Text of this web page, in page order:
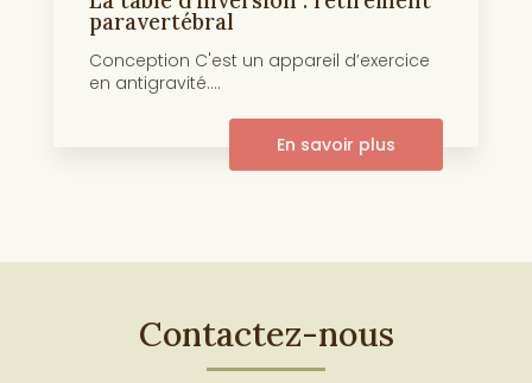
paravertébral
Conception C'est un appareil d’exercice
en antigravité....
En savoir plus
Contactez-nous